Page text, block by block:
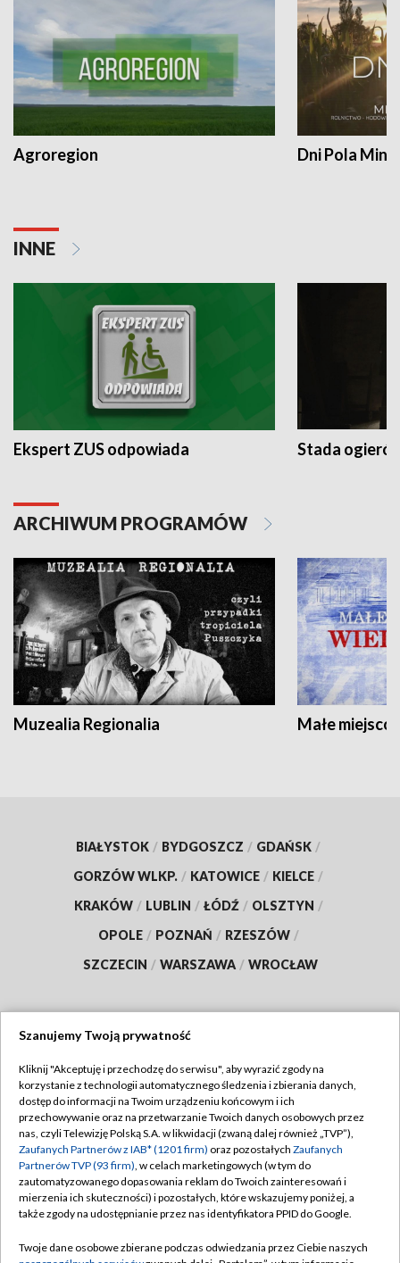
Agroregion Dni Pola
INNE
Ekspert ZUS odpowiada Stada
ARCHIWUM PROGRAMÓW
Muzealia Regionalia Małe
BIAŁYSTOK / BYDGOSZCZ / GDAŃSK /
GORZÓW WLKP. / KATOWICE / KIELCE /
KRAKÓW / LUBLIN / ŁÓDŹ / OLSZTYN /
OPOLE / POZNAŃ / RZESZÓW /
SZCZECIN / WARSZAWA / WROCŁAW
TVP
Abonament TVP
Emisja w TVP
Centrum informacji TVP
Naziemna Telewizja Cyfrowa
Regulamin TVP
Polityka prywatności
Moje zgody
Pomoc
Szanujemy Twoją prywatność
Kliknij "Akceptuję i przechodzę do serwisu", aby wyrazić zgody na
korzystanie z technologii automatycznego śledzenia i zbierania danych,
dostęp do informacji na Twoim urządzeniu końcowym i ich
przechowywanie oraz na przetwarzanie Twoich danych osobowych przez
nas, czyli Telewizję Polską S.A. w likwidacji (zwaną dalej również „TVP”),
Zaufanych Partnerów z IAB* (1201 firm) oraz pozostałych Zaufanych
Partnerów TVP (93 firm), w celach marketingowych (w tym do
zautomatyzowanego dopasowania reklam do Twoich zainteresowań i
mierzenia ich skuteczności) i pozostałych, które wskazujemy poniżej, a
także zgody na udostępnianie przez nas identyfikatora PPID do Google.
Twoje dane osobowe zbierane podczas odwiedzania przez Ciebie naszych